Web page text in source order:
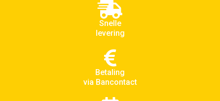
Snelle
levering
Betaling
via Bancontact